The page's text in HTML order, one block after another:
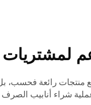
لمشتريات
نبيع منتجات رائعة
شراء أنابيب الصرف